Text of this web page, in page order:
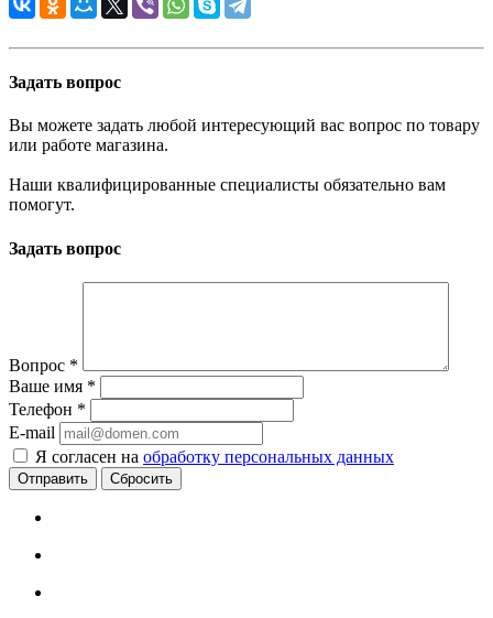
Задать вопрос
Вы можете задать любой интересующий вас вопрос по товару
или работе магазина.
Наши квалифицированные специалисты обязательно вам
помогут.
Задать вопрос
Вопрос *
Ваше имя *
Телефон *
E-mail
Я согласен на обработку персональных данных
Сбросить